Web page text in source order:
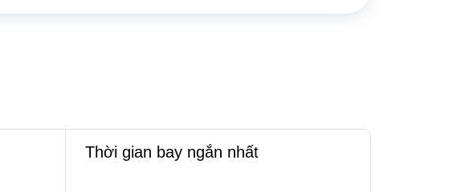
Thời gian bay ngắn nhất